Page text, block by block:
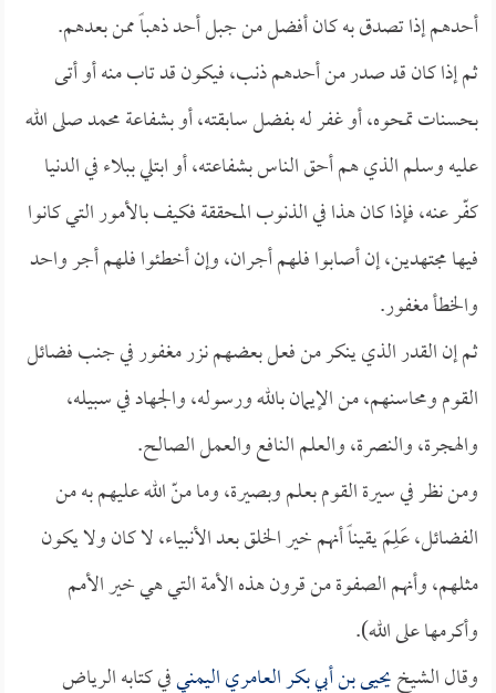
أحدهم إذا تصدق به كان أفضل من جبل أحد ذهباً ممن بعدهم.
ثم إذا كان قد صدر من أحدهم ذنب، فيكون قد تاب منه أو أتى
بحسنات تمحوه، أو غفر له بفضل سابقته، أو بشفاعة محمد صلى الله
عليه وسلم الذي هم أحق الناس بشفاعته، أو ابتلي ببلاء في الدنيا
كفّر عنه، فإذا كان هذا في الذنوب المحققة فكيف بالأمور التي كانوا
فيها مجتهدين، إن أصابوا فلهم أجران، وإن أخطئوا فلهم أجر واحد
والخطأ مغفور.
ثم إن القدر الذي ينكر من فعل بعضهم نزر مغفور في جنب فضائل
القوم ومحاسنهم، من الإيمان بالله ورسوله، والجهاد في سبيله،
والهجرة، والنصرة، والعلم النافع والعمل الصالح.
ومن نظر في سيرة القوم بعلم وبصيرة، وما منّ الله عليهم به من
الفضائل، عَلِمَ يقيناً أنهم خير الخلق بعد الأنبياء، لا كان ولا يكون
مثلهم، وأنهم الصفوة من قرون هذه الأمة التي هي خير الأمم
وأكرمها على الله).
وقال الشيخيحيى بن أبي بكر العامري اليمنيفي كتابه الرياض